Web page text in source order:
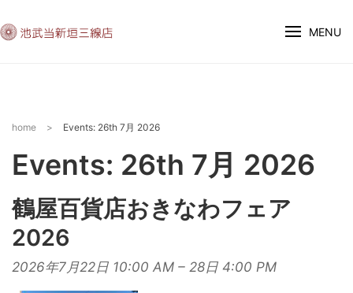
MENU
home > Events: 26th 7月 2026
Events: 26th 7月 2026
鶴屋百貨店おきなわフェア
2026
2026年7月22日 10:00 AM – 28日 4:00 PM